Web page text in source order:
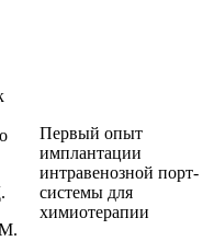
Первый опыт
имплантации
интравенозной порт-
системы для
химиотерапии